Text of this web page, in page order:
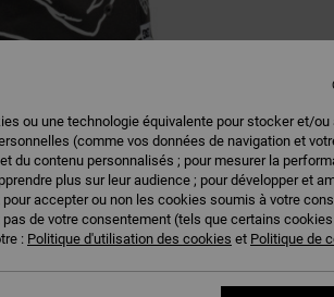
SM
ou une technologie équivalente pour stocker et/ou
(comme vos données de navigation et
du contenu personnalisés ; pour mesurer la
plus sur leur audience ; pour développer et
accepter ou non les cookies soumis à votre
de votre consentement (tels que certains
: Politique d'utilisation des cookies et Politique de